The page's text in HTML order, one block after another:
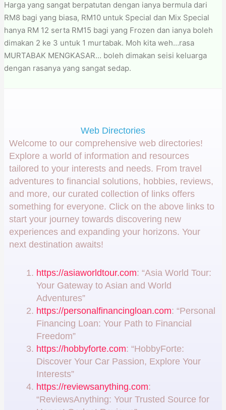
Harga yang sangat berpatutan dengan ianya bermula dari
RM8 bagi yang biasa, RM10 untuk Special dan Mix Special
hanya RM 12 serta RM15 bagi yang Frozen dan ianya boleh
dimakan 2 ke 3 untuk 1 murtabak. Moh kita weh…rasa
MURTABAK MENGKASAR… boleh dimakan seisi keluarga
dengan rasanya yang sangat sedap.
Web Directories
Welcome to our comprehensive web directories!
Explore a world of information and resources
tailored to your interests and needs. From travel
adventures to financial solutions, hobbies, reviews,
and more, our curated collection of links offers
something for everyone. Click on the above links to
start your journey towards discovering new
experiences and expanding your horizons. Your
next destination awaits!
https://asiaworldtour.com: “Asia World Tour:
Your Gateway to Asian and World
Adventures”
https://personalfinancingloan.com: “Personal
Financing Loan: Your Path to Financial
Freedom”
https://hobbyforte.com: “HobbyForte:
Discover Your Car Passion, Explore Your
Interests”
https://reviewsanything.com:
“ReviewsAnything: Your Trusted Source for